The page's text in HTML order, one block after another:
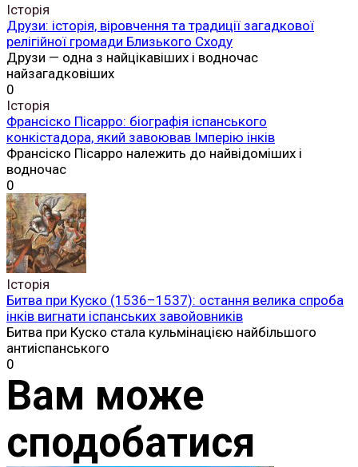
Історія
Друзи: історія, віровчення та традиції загадкової
релігійної громади Близького Сходу
Друзи — одна з найцікавіших і водночас
найзагадковіших
0
Історія
Франсіско Пісарро: біографія іспанського
конкістадора, який завоював Імперію інків
Франсіско Пісарро належить до найвідоміших і
водночас
0
Історія
Битва при Куско (1536–1537): остання велика спроба
інків вигнати іспанських завойовників
Битва при Куско стала кульмінацією найбільшого
антиіспанського
0
Вам може
сподобатися